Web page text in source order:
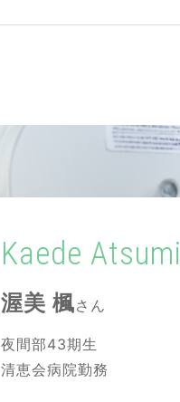
Kaede Atsumi
渥美 楓さん
夜間部43期生
清恵会病院勤務